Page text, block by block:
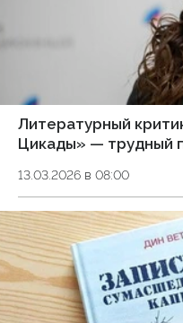
Литературный
Цикады» — трудный
13.03.2026 в 08:00